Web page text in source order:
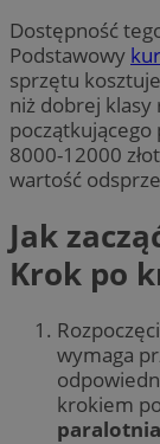
Dostępność
Podstawowy
sprzętu
niż dobrej klasy
8000-12000
wartość
Jak
Krok po
wymaga
krokiem